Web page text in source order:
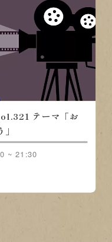
テーマ「ノ
会」
~ 21:30